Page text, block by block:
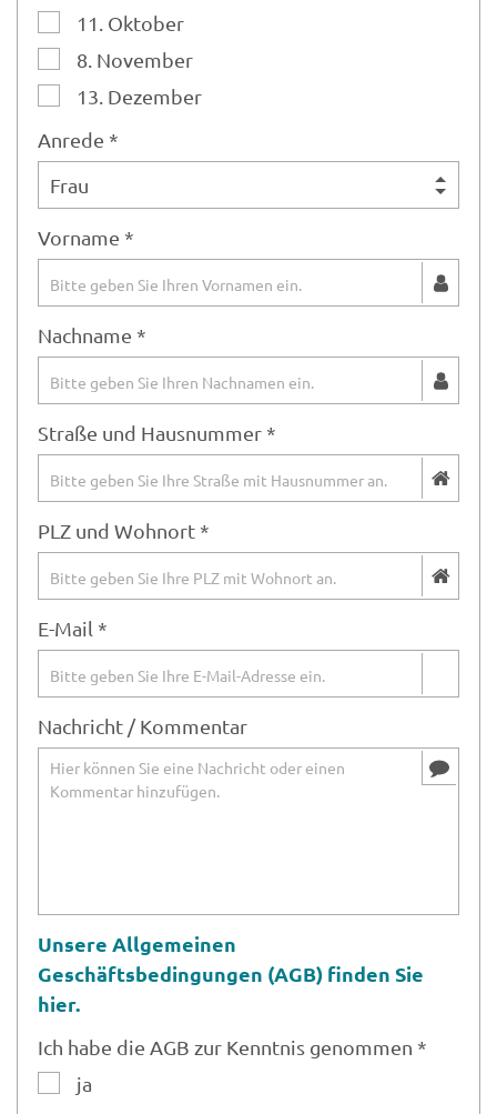
11. Oktober
8. November
13. Dezember
Anrede *
Vorname *
Nachname *
Straße und Hausnummer *
PLZ und Wohnort *
E-Mail *
Nachricht / Kommentar
Unsere Allgemeinen
Geschäftsbedingungen (AGB) finden Sie
hier.
Ich habe die AGB zur Kenntnis genommen *
ja